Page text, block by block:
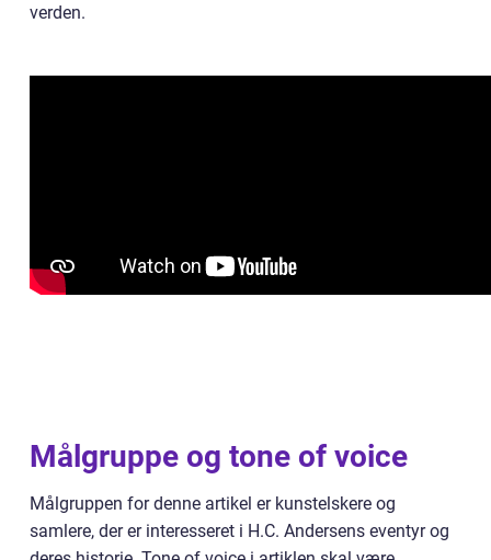
verden.
Målgruppe og tone of voice
Målgruppen for denne artikel er kunstelskere og
samlere, der er interesseret i H.C. Andersens eventyr og